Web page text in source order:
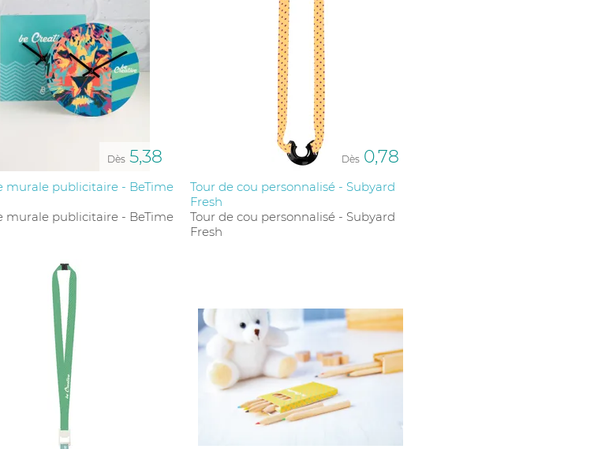
Dès 5,38
murale publicitaire - BeTime
murale publicitaire - BeTime
Dès 0,78
Tour de cou personnalisé - Subyard
Fresh
Tour de cou personnalisé - Subyard
Fresh